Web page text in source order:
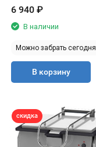
6 940 ₽
В наличии
Можно забрать сегодня
В корзину
скидка